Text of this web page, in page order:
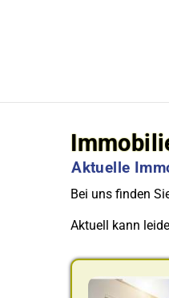
Aktuelle
Bei uns finden
Aktuell kann